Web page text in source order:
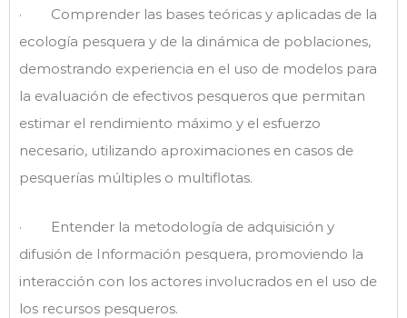
· Comprender las bases teóricas y aplicadas de la
ecología pesquera y de la dinámica de poblaciones,
demostrando experiencia en el uso de modelos para
la evaluación de efectivos pesqueros que permitan
estimar el rendimiento máximo y el esfuerzo
necesario, utilizando aproximaciones en casos de
pesquerías múltiples o multiflotas.
· Entender la metodología de adquisición y
difusión de Información pesquera, promoviendo la
interacción con los actores involucrados en el uso de
los recursos pesqueros.